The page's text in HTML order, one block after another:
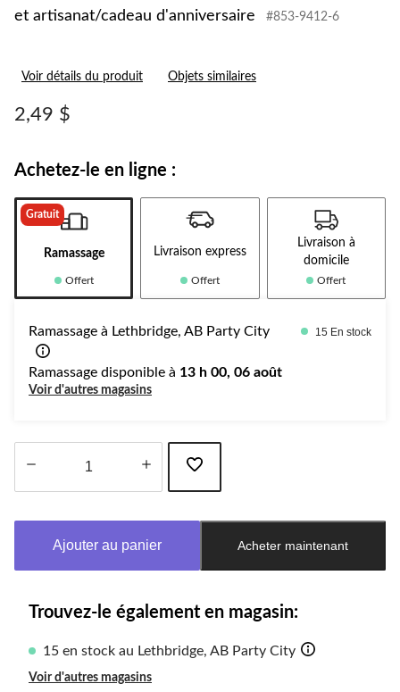
et artisanat/cadeau d'anniversaire
#853-9412-6
Voir détails du produit Objets similaires
2,49 $
Achetez-le en ligne :
Gratuit
Ramassage
Offert
Livraison express
Offert
Livraison à
domicile
Offert
Ramassage à Lethbridge, AB Party City 15 En stock
Ramassage disponible à 13 h 00, 06 août
Voir d'autres magasins
à
Ajouter au panier Acheter maintenant
Trouvez-le également en magasin:
15 en stock au Lethbridge, AB Party City
Voir d'autres magasins